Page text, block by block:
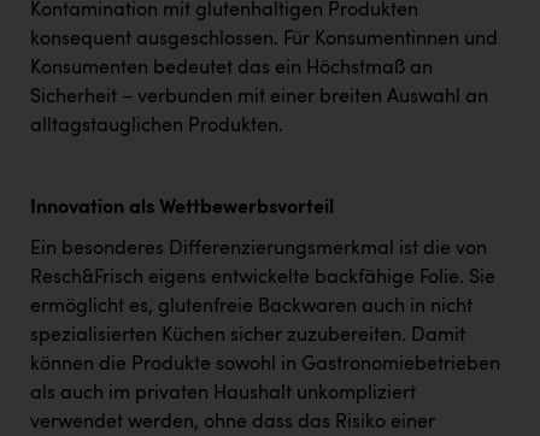
Kontamination mit glutenhaltigen Produkten
konsequent ausgeschlossen. Für Konsumentinnen und
Konsumenten bedeutet das ein Höchstmaß an
Sicherheit – verbunden mit einer breiten Auswahl an
alltagstauglichen Produkten.
Innovation als Wettbewerbsvorteil
Ein besonderes Differenzierungsmerkmal ist die von
Resch&Frisch eigens entwickelte backfähige Folie. Sie
ermöglicht es, glutenfreie Backwaren auch in nicht
spezialisierten Küchen sicher zuzubereiten. Damit
können die Produkte sowohl in Gastronomiebetrieben
als auch im privaten Haushalt unkompliziert
verwendet werden, ohne dass das Risiko einer